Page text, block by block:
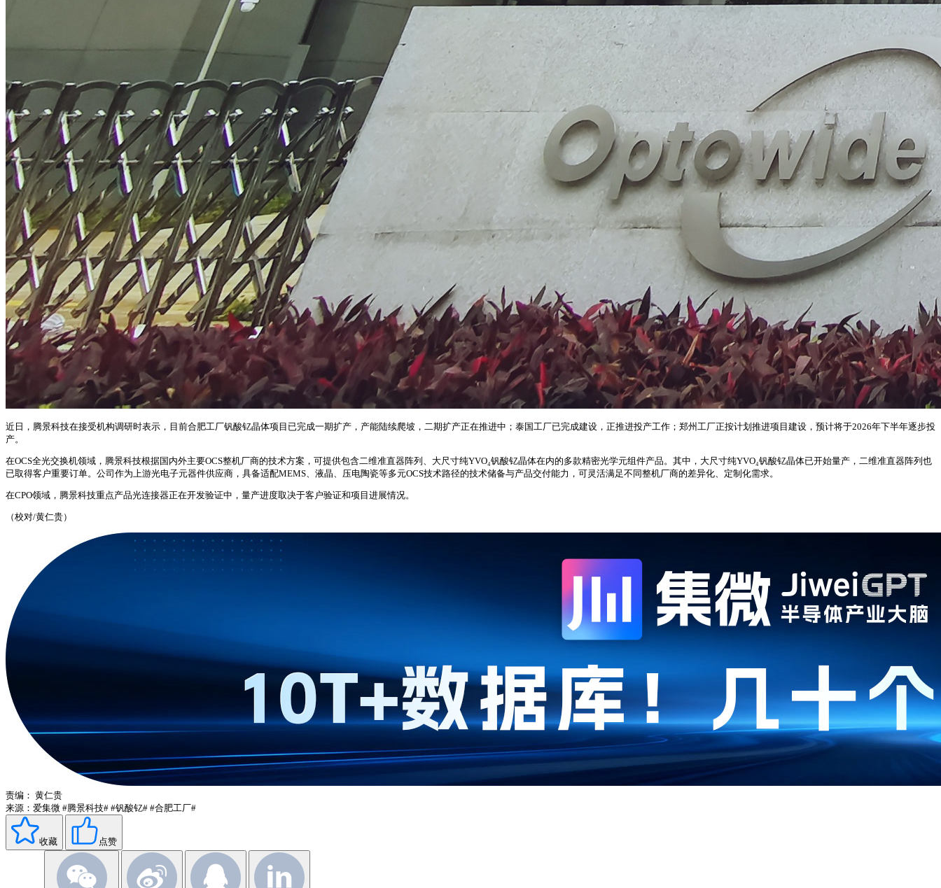
近日，腾景科技在接受机构调研时表示，目前合肥工厂钒酸钇晶体项目已完成一期扩产，产能陆续爬坡，二期扩产正在推进中；泰国工厂已完成建设，正推进投产工作；郑州工厂正按计划推进项目建设，预计将于2026年下半年逐步投
产。
在OCS全光交换机领域，腾景科技根据国内外主要OCS整机厂商的技术方案，可提供包含二维准直器阵列、大尺寸纯YVO₄钒酸钇晶体在内的多款精密光学元组件产品。其中，大尺寸纯YVO₄钒酸钇晶体已开始量产，二维准直器阵列也
已取得客户重要订单。公司作为上游光电子元器件供应商，具备适配MEMS、液晶、压电陶瓷等多元OCS技术路径的技术储备与产品交付能力，可灵活满足不同整机厂商的差异化、定制化需求。
在CPO领域，腾景科技重点产品光连接器正在开发验证中，量产进度取决于客户验证和项目进展情况。
（校对/黄仁贵）
责编： 黄仁贵
来源：爱集微 #腾景科技# #钒酸钇# #合肥工厂#
收藏 点赞